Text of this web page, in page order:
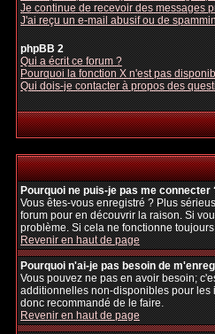
Je continue de recevoir des messages
J'ai reçu un e-mail abusif ou de
phpBB 2
Qui a écrit ce forum ?
Pourquoi la fonction X n'est pas
Qui dois-je contacter à propos des
Pourquoi ne puis-je pas me connecter
Vous êtes-vous enregistré ? Plus
forum pour en découvrir la raison. Si
problème. Si cela ne fonctionne
Revenir en haut de page
Pourquoi n'ai-je pas besoin de
Vous pouvez ne pas en avoir besoin;
additionnelles non-disponibles pour les
donc recommandé de le faire.
Revenir en haut de page